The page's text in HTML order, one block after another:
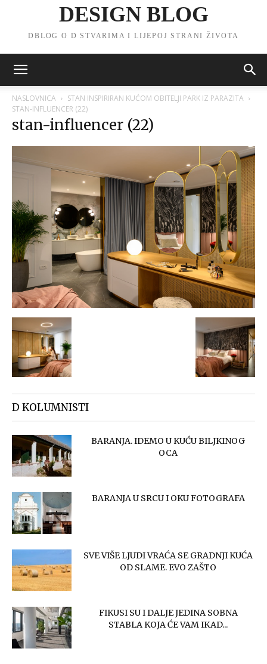
DESIGN BLOG
DBLOG O D STVARIMA I LIJEPOJ STRANI ŽIVOTA
NASLOVNICA
STAN INSPIRIRAN KUĆOM OBITELJI PARK IZ PARAZITA
STAN-INFLUENCER (22)
stan-influencer (22)
D KOLUMNISTI
BARANJA. IDEMO U KUĆU BILJKINOG
OCA
BARANJA U SRCU I OKU FOTOGRAFA
SVE VIŠE LJUDI VRAĆA SE GRADNJI KUĆA
OD SLAME. EVO ZAŠTO
FIKUSI SU I DALJE JEDINA SOBNA
STABLA KOJA ĆE VAM IKAD...